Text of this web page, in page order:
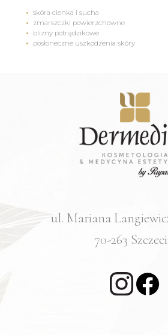
skóra cienka i sucha
zmarszczki powierzchowne
blizny potrądzikowe
posłoneczne uszkodzenia skóry
ul. Mariana
70-263